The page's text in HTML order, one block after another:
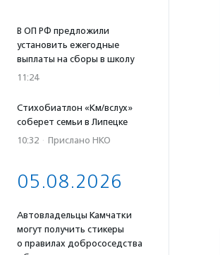
В ОП РФ предложили
установить ежегодные
выплаты на сборы в школу
11:24
Стихобиатлон «Км/вслух»
соберет семьи в Липецке
10:32 · Прислано НКО
05.08.2026
Автовладельцы Камчатки
могут получить стикеры
о правилах добрососедства